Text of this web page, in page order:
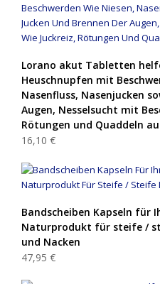
Lorano akut Tabletten
Heuschnupfen mit
Nasenfluss, Nasenjucken
Augen, Nesselsucht mit
Rötungen und Quaddeln
16,10 €
Bandscheiben Kapseln für
Naturprodukt für steife /
und Nacken
47,95 €